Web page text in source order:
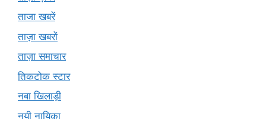
ताजा खबरें
ताज़ा खबरों
ताज़ा समाचार
तिकटोक स्टार
नबा खिलाड़ी
नयी नायिका